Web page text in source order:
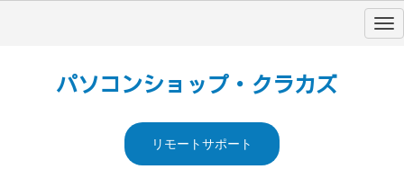
パソコンショップ・クラカズ
リモートサポート